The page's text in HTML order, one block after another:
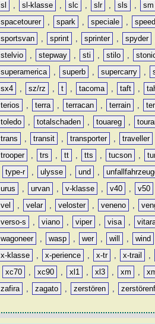
sl
, sl-klasse , slc , slr , sls , sm
spacetourer
, spark , speciale ,
sportsvan
, sprint , sprinter , spyder
stelvio
, stepway , sti , stilo ,
superamerica
, superb , supercarry ,
sx4
, sz/rz , t , tacoma , taft ,
terios
, terra , terracan , terrain ,
toledo
, totalschaden , touareg ,
trans
, transit , transporter , traveller
trooper
, trs , tt , tts , tucson ,
type-r , ulysse , und ,
urus
, urvan , v-klasse , v40 , v50
vel
, velar , veloster , veneno ,
verso-s
, viano , viper , visa ,
wagoneer
, wasp , wer , will , wind
x-klasse
, x-perience , x-tr , x-trail ,
xc70 , xc90 , xl1 , xl3 , xm ,
zafira
, zagato , zerstören ,